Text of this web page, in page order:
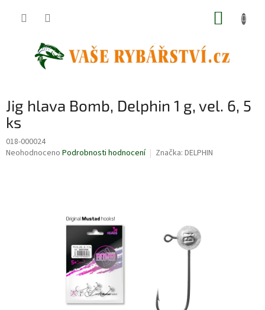
Jig hlava Bomb, Delphin 1 g, vel. 6, 5
ks
018-000024
Průměrné
Neohodnoceno Podrobnosti hodnocení Značka: DELPHIN